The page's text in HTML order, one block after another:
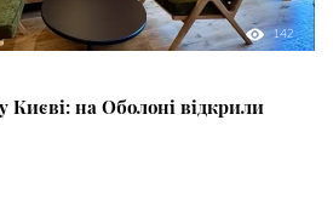
142
Києві: на Оболоні відкрили